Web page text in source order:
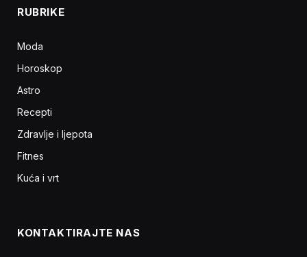
RUBRIKE
Moda
Horoskop
Astro
Recepti
Zdravlje i ljepota
Fitnes
Kuća i vrt
KONTAKTIRAJTE NAS